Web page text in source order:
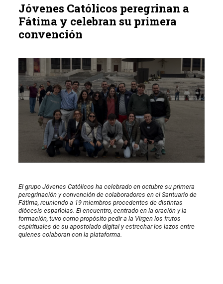
Jóvenes Católicos peregrinan a
Fátima y celebran su primera
convención
El grupo Jóvenes Católicos ha celebrado en octubre su primera
peregrinación y convención de colaboradores en el Santuario de
Fátima, reuniendo a 19 miembros procedentes de distintas
diócesis españolas. El encuentro, centrado en la oración y la
formación, tuvo como propósito pedir a la Virgen los frutos
espirituales de su apostolado digital y estrechar los lazos entre
quienes colaboran con la plataforma.